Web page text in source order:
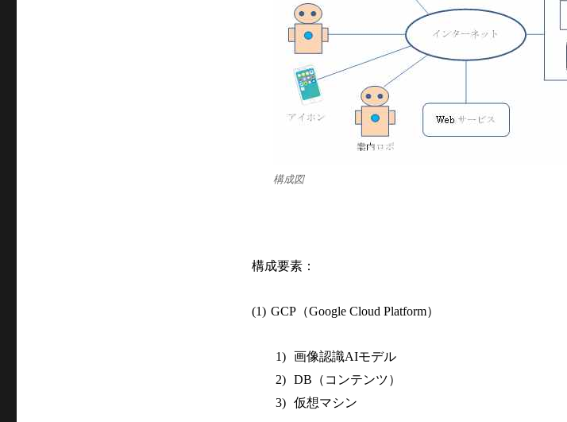
構成図
構成要素：
(1) GCP（Google Cloud Platform）
1) 画像認識AIモデル
2) DB （コンテンツ）
3) 仮想マシン